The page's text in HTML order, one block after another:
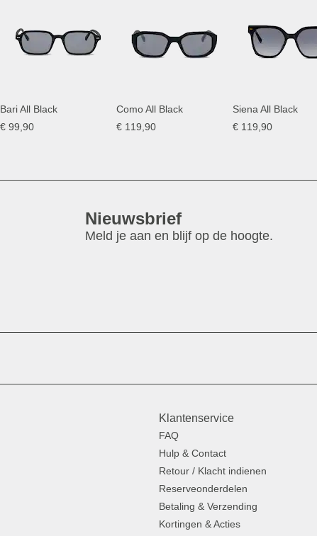
Bari All Black
€ 99,90
Como All Black
€ 119,90
Siena All Black
€ 119,90
Nieuwsbrief
Meld je aan en blijf op de hoogte.
Klantenservice
FAQ
Hulp & Contact
Retour / Klacht indienen
Reserveonderdelen
Betaling & Verzending
Kortingen & Acties